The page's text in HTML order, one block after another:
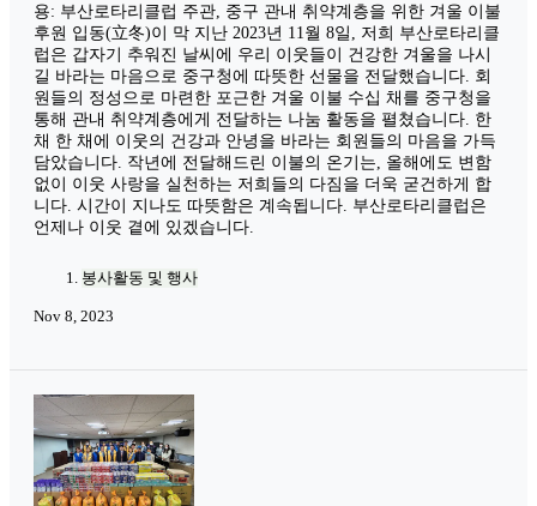
용: 부산로타리클럽 주관, 중구 관내 취약계층을 위한 겨울 이불
후원 입동(立冬)이 막 지난 2023년 11월 8일, 저희 부산로타리클
럽은 갑자기 추워진 날씨에 우리 이웃들이 건강한 겨울을 나시
길 바라는 마음으로 중구청에 따뜻한 선물을 전달했습니다. 회
원들의 정성으로 마련한 포근한 겨울 이불 수십 채를 중구청을
통해 관내 취약계층에게 전달하는 나눔 활동을 펼쳤습니다. 한
채 한 채에 이웃의 건강과 안녕을 바라는 회원들의 마음을 가득
담았습니다. 작년에 전달해드린 이불의 온기는, 올해에도 변함
없이 이웃 사랑을 실천하는 저희들의 다짐을 더욱 굳건하게 합
니다. 시간이 지나도 따뜻함은 계속됩니다. 부산로타리클럽은
언제나 이웃 곁에 있겠습니다.
봉사활동 및 행사
Nov 8, 2023